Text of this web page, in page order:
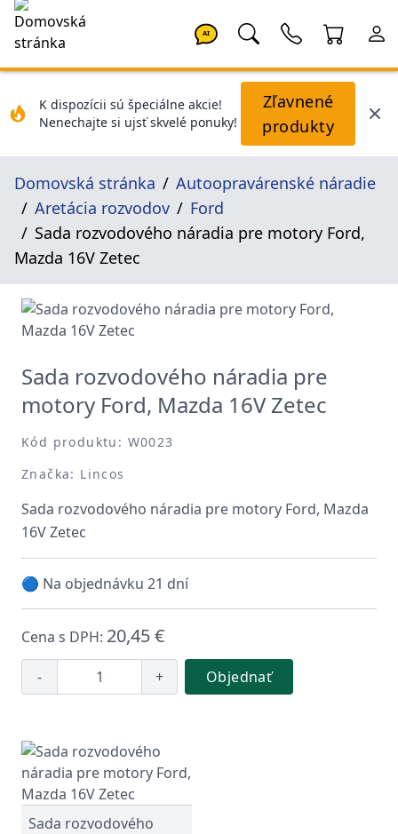
AI
K dispozícii sú špeciálne akcie!
Nenechajte si ujsť skvelé ponuky!
Zľavnené
produkty
Domovská stránka
Autoopravárenské náradie
Aretácia rozvodov
Ford
Sada rozvodového náradia pre motory Ford,
Mazda 16V Zetec
Sada rozvodového náradia pre
motory Ford, Mazda 16V Zetec
Kód produktu: W0023
Značka: Lincos
Sada rozvodového náradia pre motory Ford, Mazda
16V Zetec
🔵 Na objednávku 21 dní
Cena s DPH: 20,45 €
- + Objednať
Sada rozvodového